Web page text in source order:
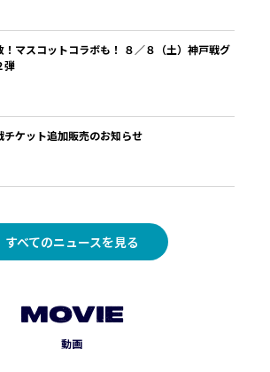
マスコットコラボも！ ８／８（土）神戸戦グ
弾
チケット追加販売のお知らせ
すべてのニュースを見る
MOVIE
動画